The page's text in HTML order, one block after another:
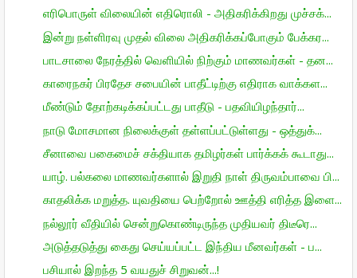
எரிபொருள் விலையின் எதிரொலி - அதிகரிக்கிறது முச்சக்...
இன்று நள்ளிரவு முதல் விலை அதிகரிக்கப்போகும் பேக்கர...
பாடசாலை நேரத்தில் வெளியில் நிற்கும் மாணவர்கள் - தன...
காரைநகர் பிரதேச சபையின் பாதீட்டிற்கு எதிராக வாக்கள...
மீண்டும் தோற்கடிக்கப்பட்டது பாதீடு - பதவியிழந்தார்...
நாடு மோசமான நிலைக்குள் தள்ளப்பட்டுள்ளது - ஒத்துக்...
சீனாவை பகைமைச் சக்தியாக தமிழர்கள் பார்க்கக் கூடாது...
யாழ். பல்கலை மாணவர்களால் இறுதி நாள் திருவம்பாவை பி...
காதலிக்க மறுத்த. யுவதியை பெற்றோல் ஊத்தி எரித்த இளை...
நல்லூர் வீதியில் சென்றுகொண்டிருந்த முதியவர் திடீரெ...
அடுத்தடுத்து கைது செய்யப்பட்ட இந்திய மீனவர்கள் - ப...
பசியால் இறந்த 5 வயதுச் சிறுவன்...!